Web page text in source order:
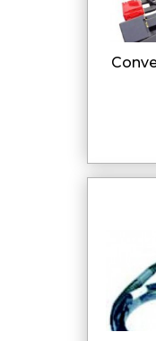
convertisseur de trim de